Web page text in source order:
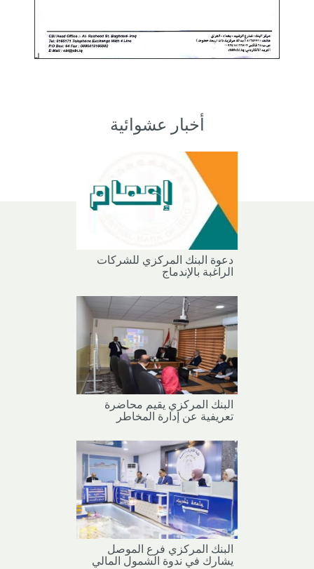
أخبار عشوائية
دعوة البنك المركزي للشركات
الراغبة بالإندماج
​​​​​​​البنك المركزي يقيم محاضرة
تعريفية عن إدارة المخاطر
البنك المركزي فرع الموصل
يشارك في ندوة الشمول المالي